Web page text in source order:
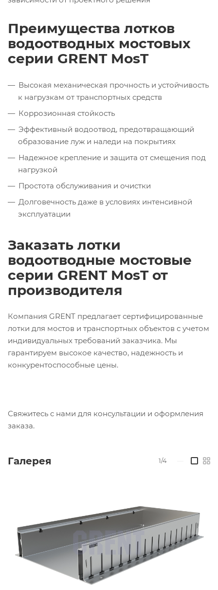
Преимущества лотков
водоотводных мостовых
серии GRENT MosT
Высокая механическая прочность и устойчивость
к нагрузкам от транспортных средств
Коррозионная стойкость
Эффективный водоотвод, предотвращающий
образование луж и наледи на покрытиях
Надежное крепление и защита от смещения под
нагрузкой
Простота обслуживания и очистки
Долговечность даже в условиях интенсивной
эксплуатации
Заказать лотки
водоотводные мостовые
серии GRENT MosT от
производителя
Компания GRENT предлагает сертифицированные
лотки для мостов и транспортных объектов с учетом
индивидуальных требований заказчика. Мы
гарантируем высокое качество, надежность и
конкурентоспособные цены.
Свяжитесь с нами для консультации и оформления
заказа.
Галерея 1/4